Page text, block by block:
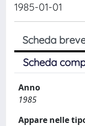
1985-01-01
Scheda
Scheda
Anno
1985
Appare nelle